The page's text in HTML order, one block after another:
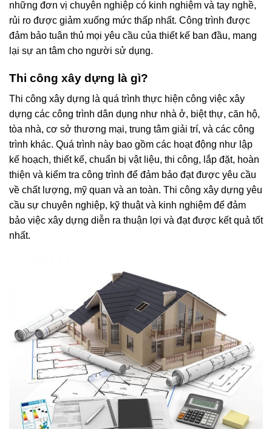
những đơn vị chuyên nghiệp có kinh nghiệm và tay nghề,
rủi ro được giảm xuống mức thấp nhất. Công trình được
đảm bảo tuân thủ mọi yêu cầu của thiết kế ban đầu, mang
lại sự an tâm cho người sử dụng.
Thi công xây dựng là gì?
Thi công xây dựng là quá trình thực hiện công việc xây
dựng các công trình dân dụng như nhà ở, biệt thự, căn hộ,
tòa nhà, cơ sở thương mại, trung tâm giải trí, và các công
trình khác. Quá trình này bao gồm các hoạt động như lập
kế hoạch, thiết kế, chuẩn bị vật liệu, thi công, lắp đặt, hoàn
thiện và kiểm tra công trình để đảm bảo đạt được yêu cầu
về chất lượng, mỹ quan và an toàn. Thi công xây dựng yêu
cầu sự chuyên nghiệp, kỹ thuật và kinh nghiệm để đảm
bảo việc xây dựng diễn ra thuận lợi và đạt được kết quả tốt
nhất.